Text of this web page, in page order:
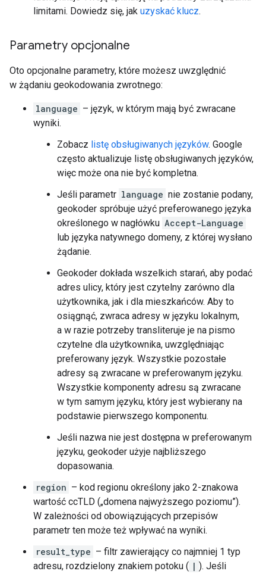
limitami. Dowiedz się, jak uzyskać klucz.
Parametry opcjonalne
Oto opcjonalne parametry, które możesz uwzględnić
w żądaniu geokodowania zwrotnego:
language – język, w którym mają być zwracane
wyniki.
Zobacz listę obsługiwanych języków. Google
często aktualizuje listę obsługiwanych języków,
więc może ona nie być kompletna.
Jeśli parametr language nie zostanie podany,
geokoder spróbuje użyć preferowanego języka
określonego w nagłówku Accept-Language
lub języka natywnego domeny, z której wysłano
żądanie.
Geokoder dokłada wszelkich starań, aby podać
adres ulicy, który jest czytelny zarówno dla
użytkownika, jak i dla mieszkańców. Aby to
osiągnąć, zwraca adresy w języku lokalnym,
a w razie potrzeby transliteruje je na pismo
czytelne dla użytkownika, uwzględniając
preferowany język. Wszystkie pozostałe
adresy są zwracane w preferowanym języku.
Wszystkie komponenty adresu są zwracane
w tym samym języku, który jest wybierany na
podstawie pierwszego komponentu.
Jeśli nazwa nie jest dostępna w preferowanym
języku, geokoder użyje najbliższego
dopasowania.
region – kod regionu określony jako 2-znakowa
wartość ccTLD („domena najwyższego poziomu”).
W zależności od obowiązujących przepisów
parametr ten może też wpływać na wyniki.
result_type – filtr zawierający co najmniej 1 typ
adresu, rozdzielony znakiem potoku ( | ). Jeśli